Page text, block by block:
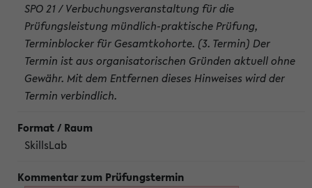
SPO 21 / Verbuchungsveranstaltung für die
Prüfungsleistung mündlich-praktische Prüfung,
Terminblocker für Gesamtkohorte. (3. Termin) Der
Termin ist aus organisatorischen Gründen aktuell ohne
Gewähr. Mit dem Entfernen dieses Hinweises wird der
Termin verbindlich.
SkillsLab